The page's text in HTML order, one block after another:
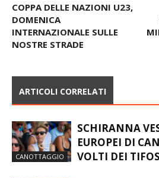
COPPA DELLE NAZIONI U23,
DOMENICA
INTERNAZIONALE SULLE
NOSTRE STRADE
ARTICOLI CORRELATI
CANOTTAGGIO
SCHIRANNA
EUROPEI DI
VOLTI DEI